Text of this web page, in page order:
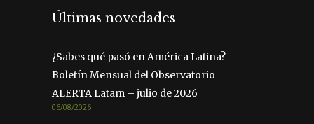
Últimas novedades
¿Sabes qué pasó en América Latina?
Boletín Mensual del Observatorio
ALERTA Latam – julio de 2026
06/08/2026